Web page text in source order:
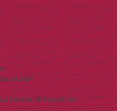
Murah
kontak di bawah ini.